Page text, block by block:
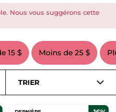
Nous vous suggérons cette
15 $ Moins de 25 $
TRIER